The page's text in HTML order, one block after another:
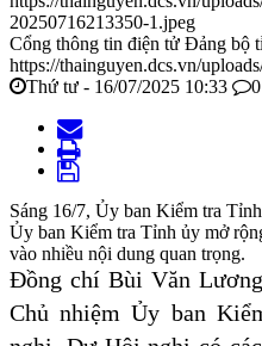
20250716213350-1.jpeg
Cổng thông tin điện tử Đảng bộ
https://thainguyen.dcs.vn/
Thứ tư - 16/07/2025 10:33
0
Sáng 16/7, Ủy ban Kiểm tra
Ủy ban Kiểm tra Tỉnh ủy mở
vào nhiều nội dung quan trọng.
Đồng chí Bùi Văn
Chủ nhiệm Ủy ban